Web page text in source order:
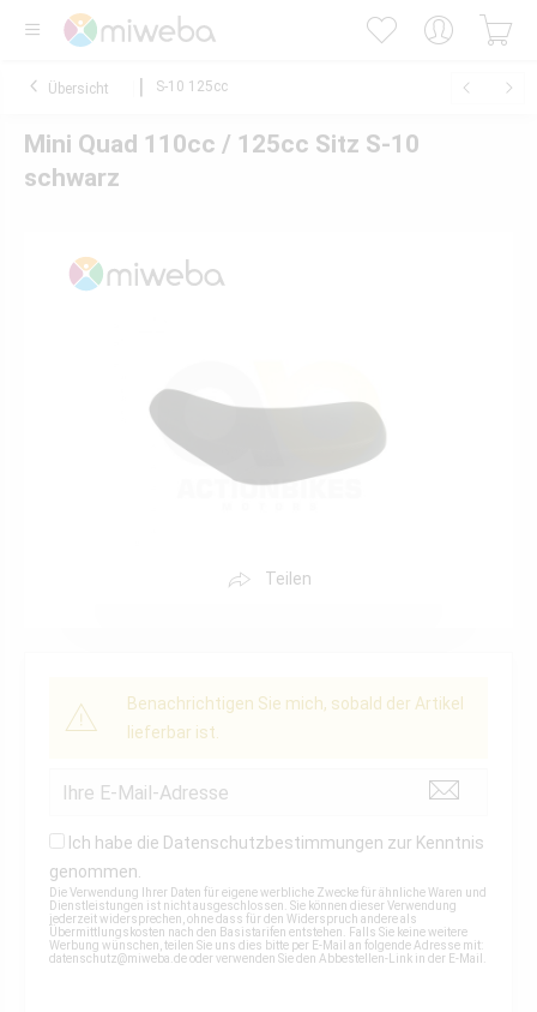
Übersicht S-10 125cc
Mini Quad 110cc / 125cc Sitz S-10
schwarz
Teilen
Benachrichtigen Sie mich, sobald der Artikel
lieferbar ist.
Ich habe die Datenschutzbestimmungen zur Kenntnis
genommen.
Die Verwendung Ihrer Daten für eigene werbliche Zwecke für ähnliche Waren und
Dienstleistungen ist nicht ausgeschlossen. Sie können dieser Verwendung
jederzeit widersprechen, ohne dass für den Widerspruch andere als
Übermittlungskosten nach den Basistarifen entstehen. Falls Sie keine weitere
Werbung wünschen, teilen Sie uns dies bitte per E-Mail an folgende Adresse mit:
datenschutz@miweba.deoder verwenden Sie den Abbestellen-Link in der E-Mail.